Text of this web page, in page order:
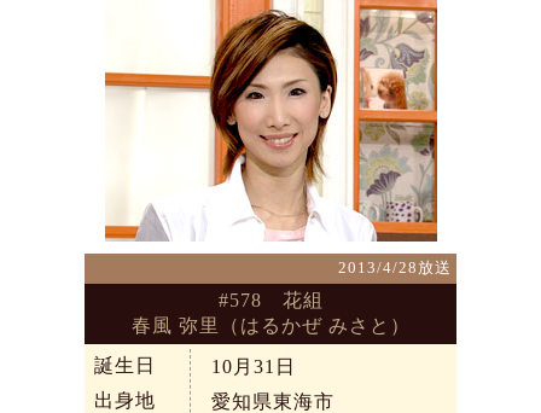
2013/4/28放送
#578 花組
春風 弥里（はるかぜ みさと）
誕生日
10月31日
出身地
愛知県東海市